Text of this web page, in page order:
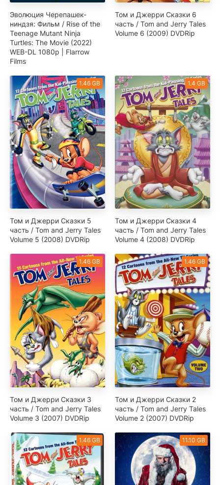
Эволюция Черепашек-
ниндзя: Фильм / Rise of the
Teenage Mutant Ninja
Turtles: The Movie (2022)
WEB-DL 1080p | Flarrow
Films
Том и Джерри Сказки 6
часть / Tom and Jerry Tales
Volume 6 (2009) DVDRip
1.46 GB
Том и Джерри Сказки 5
часть / Tom and Jerry Tales
Volume 5 (2008) DVDRip
1.4 GB
Том и Джерри Сказки 4
часть / Tom and Jerry Tales
Volume 4 (2008) DVDRip
1.46 GB
Том и Джерри Сказки 3
часть / Tom and Jerry Tales
Volume 3 (2007) DVDRip
1.46 GB
Том и Джерри Сказки 2
часть / Tom and Jerry Tales
Volume 2 (2007) DVDRip
1.46 GB 11.10 GB